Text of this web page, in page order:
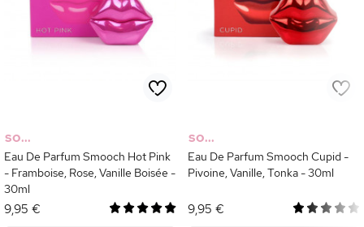
SO...
Eau De Parfum Smooch Hot Pink
- Framboise, Rose, Vanille Boisée -
30ml
9,95 €
SO...
Eau De Parfum Smooch Cupid -
Pivoine, Vanille, Tonka - 30ml
9,95 €